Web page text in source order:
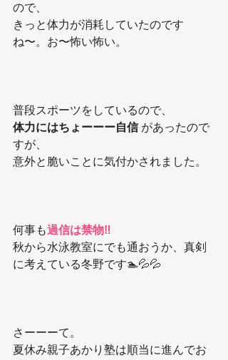
ので、
きっと体力が消耗していたのです
ね〜。お〜怖い怖い。
普段スポーツをしているので、
体力にはちょーーー自信 があったので
すが、
意外と脆いことに気付かされました。
何事も過信は禁物‼️
秋から水泳教室にでも通おうか、真剣
に考えている冬野です🏊💦💦
さーーーて。
夏休み親子あかり塾は順当に進んでお